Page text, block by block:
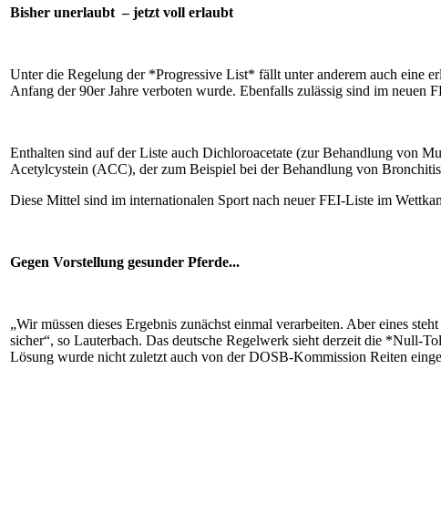
Bisher unerlaubt – jetzt voll erlaubt
Unter die Regelung der *Progressive List* fällt unter anderem auch eine
Anfang der 90er Jahre verboten wurde. Ebenfalls zulässig sind im
Enthalten sind auf der Liste auch Dichloroacetate (zur Behandlung von
Acetylcystein (ACC), der zum Beispiel bei der Behandlung von
Diese Mittel sind im internationalen Sport nach neuer FEI-Liste im
Gegen Vorstellung gesunder Pferde...
„Wir müssen dieses Ergebnis zunächst einmal verarbeiten. Aber eines
sicher“, so Lauterbach. Das deutsche Regelwerk sieht derzeit die *Null-
Lösung wurde nicht zuletzt auch von der DOSB-Kommission Reiten